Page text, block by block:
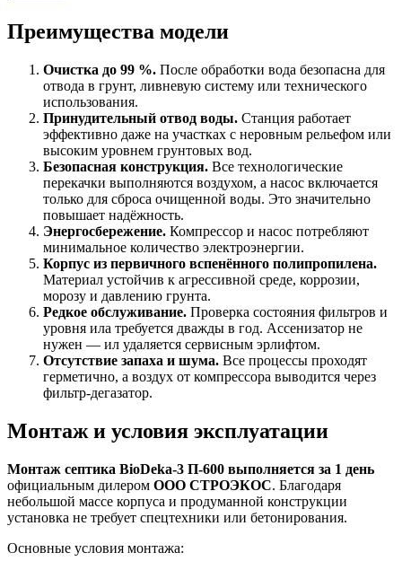
Преимущества модели
Очистка до 99 %. После обработки вода безопасна для
отвода в грунт, ливневую систему или технического
использования.
Принудительный отвод воды. Станция работает
эффективно даже на участках с неровным рельефом или
высоким уровнем грунтовых вод.
Безопасная конструкция. Все технологические
перекачки выполняются воздухом, а насос включается
только для сброса очищенной воды. Это значительно
повышает надёжность.
Энергосбережение. Компрессор и насос потребляют
минимальное количество электроэнергии.
Корпус из первичного вспенённого полипропилена.
Материал устойчив к агрессивной среде, коррозии,
морозу и давлению грунта.
Редкое обслуживание. Проверка состояния фильтров и
уровня ила требуется дважды в год. Ассенизатор не
нужен — ил удаляется сервисным эрлифтом.
Отсутствие запаха и шума. Все процессы проходят
герметично, а воздух от компрессора выводится через
фильтр-дегазатор.
Монтаж и условия эксплуатации
Монтаж септика BioDeka-3 П-600 выполняется за 1 день
официальным дилером ООО СТРОЭКОС. Благодаря
небольшой массе корпуса и продуманной конструкции
установка не требует спецтехники или бетонирования.
Основные условия монтажа: